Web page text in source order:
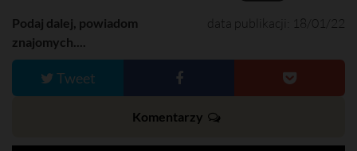
data publikacji: 18/01/22
Podaj dalej, powiadom
znajomych....
Tweet
Komentarzy